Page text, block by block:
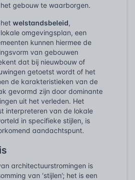
gebouw te waarborgen.
welstandsbeleid,
omgevingsplan, een
kunnen hiermee de
van gebouwen
dat bij nieuwbouw of
getoetst wordt of het
de karakteristieken van de
gevormd zijn door dominante
uit het verleden. Het
interpreteren van de lokale
in specifieke stijlen, is
aandachtspunt.
architectuurstromingen is
van ‘stijlen’; het is een